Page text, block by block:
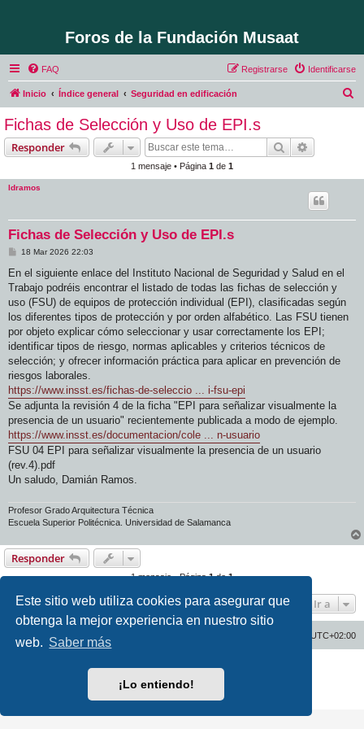
Este sitio web utiliza cookies para asegurar que
obtenga la mejor experiencia en nuestro sitio
web. Saber más
¡Lo entiendo!
Foros de la Fundación Musaat
FAQ Identificarse
Registrarse
Inicio Índice general Seguridad en edificación
Fichas de Selección y Uso de EPI.s
Responder Buscar
1 mensaje • Página 1 de 1
ldramos
Fichas de Selección y Uso de EPI.s
M
n
a
j
18 Mar 2026 22:03
En el siguiente enlace del Instituto Nacional de Seguridad y Salud en el
Trabajo podréis encontrar el listado de todas las fichas de selección y
uso (FSU) de equipos de protección individual (EPI), clasificadas según
los diferentes tipos de protección y por orden alfabético. Las FSU tienen
por objeto explicar cómo seleccionar y usar correctamente los EPI;
identificar tipos de riesgo, normas aplicables y criterios técnicos de
selección; y ofrecer información práctica para aplicar en prevención de
riesgos laborales.
https://www.insst.es/fichas-de-seleccio ... i-fsu-epi
Se adjunta la revisión 4 de la ficha "EPI para señalizar visualmente la
presencia de un usuario" recientemente publicada a modo de ejemplo.
https://www.insst.es/documentacion/cole ... n-usuario
FSU 04 EPI para señalizar visualmente la presencia de un usuario
(rev.4).pdf
Un saludo, Damián Ramos.
Profesor Grado Arquitectura Técnica
Escuela Superior Politécnica. Universidad de Salamanca
Responder
1 mensaje • Página1de1
Ir a
Inicio Índice general UTC+02:00
Traducción al español por